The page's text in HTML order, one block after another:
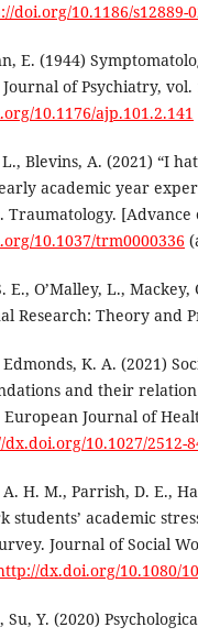
doi.org/10.1186/s12889-
E. (1944)
of Psychiatry, vol.
10.1176/ajp.101.2.141
Blevins, A. (2021) “I
academic year
Traumatology.
10.1037/trm0000336
E., O’Malley, L.,
Research: Theory and
Edmonds, K. A. (2021)
and their
European Journal of
10.1027/2512-
H. M., Parrish, D. E.,
students’ academic
Journal of Social
dx.doi.org/10.1080/
Su, Y. (2020)